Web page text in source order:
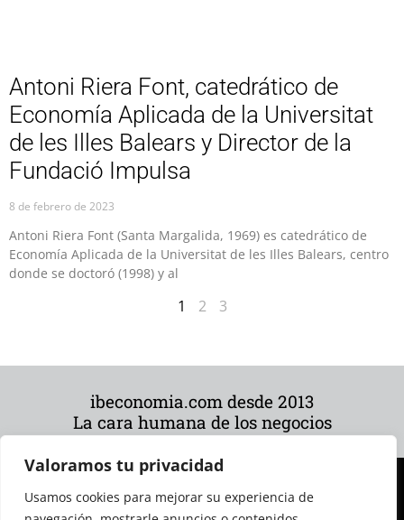
Valoramos tu privacidad
Usamos cookies para mejorar su experiencia de
Antoni Riera Font, catedrático de
Economía Aplicada de la Universitat
de les Illes Balears y Director de la
Fundació Impulsa
8 de febrero de 2023
Antoni Riera Font (Santa Margalida, 1969) es catedrático de
Economía Aplicada de la Universitat de les Illes Balears, centro
donde se doctoró (1998) y al
1 2 3
ibeconomia.com desde 2013
La cara humana de los negocios